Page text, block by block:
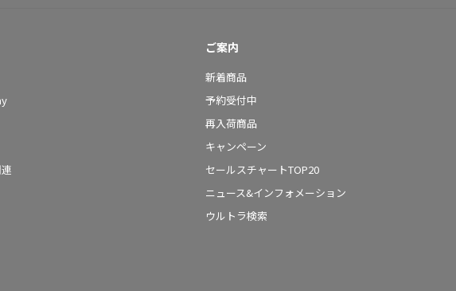
ご案内
新着商品
予約受付中
再入荷商品
キャンペーン
セールスチャートTOP20
ニュース&インフォメーション
ウルトラ検索